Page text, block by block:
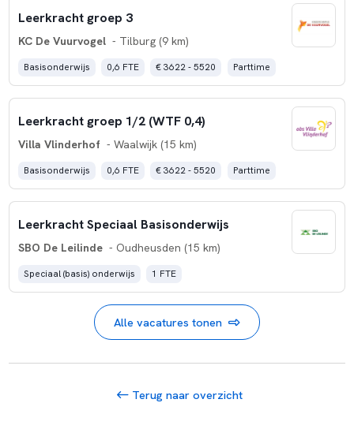
Leerkracht groep 3
KC De Vuurvogel - Tilburg (9 km)
Basisonderwijs 0,6 FTE € 3622 - 5520 Parttime
Leerkracht groep 1/2 (WTF 0,4)
Villa Vlinderhof - Waalwijk (15 km)
Basisonderwijs 0,6 FTE € 3622 - 5520 Parttime
Leerkracht Speciaal Basisonderwijs
SBO De Leilinde - Oudheusden (15 km)
Speciaal (basis) onderwijs 1 FTE
Alle vacatures tonen
Terug naar overzicht